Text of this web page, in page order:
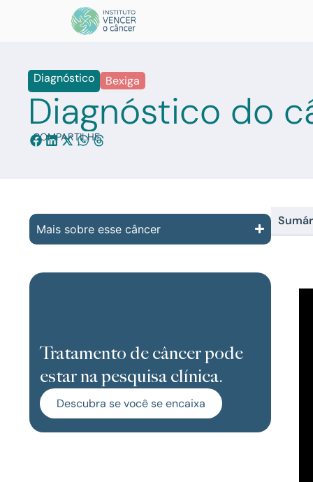
Diagnóstico Bexiga
Diagnóstico do
COMPARTILHE:
Mais sobre esse câncer
Tratamento de câncer pode
estar na pesquisa clínica.
Descubra se você se encaixa